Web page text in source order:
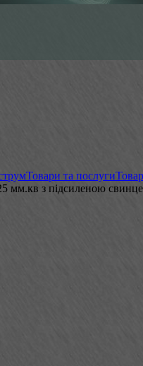
Товари та послуги
мм.кв з підсиленою